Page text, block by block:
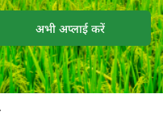
अभी अप्लाई करें